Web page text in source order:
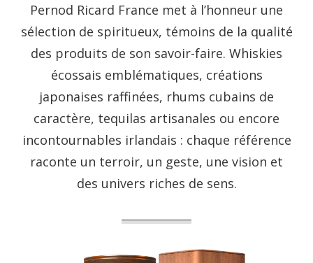
Pernod Ricard France met à l’honneur une
sélection de spiritueux, témoins de la qualité
des produits de son savoir-faire. Whiskies
écossais emblématiques, créations
japonaises raffinées, rhums cubains de
caractère, tequilas artisanales ou encore
incontournables irlandais : chaque référence
raconte un terroir, un geste, une vision et
des univers riches de sens.